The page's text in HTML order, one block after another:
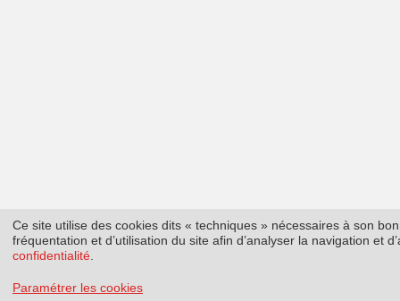
Ce site utilise des cookies dits « techniques » nécessaires à son
fréquentation et d’utilisation du site afin d’analyser la navigation et
confidentialité
Paramétrer les cookies